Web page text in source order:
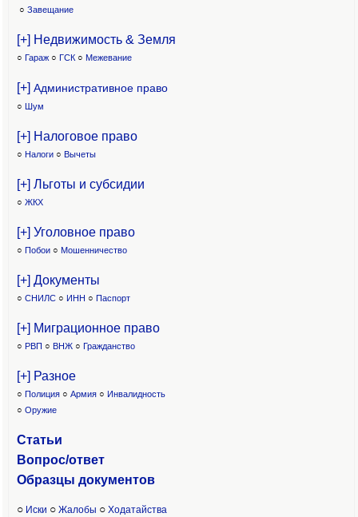
○ Завещание
[+] Недвижимость & Земля
○ Гараж ○ ГСК ○ Межевание
[+] Административное право
○ Шум
[+] Налоговое право
○ Налоги ○ Вычеты
[+] Льготы и субсидии
○ ЖКХ
[+] Уголовное право
○ Побои ○ Мошенничество
[+] Документы
○ СНИЛС ○ ИНН ○ Паспорт
[+] Миграционное право
○ РВП ○ ВНЖ ○ Гражданство
[+] Разное
○ Полиция ○ Армия ○ Инвалидность
○ Оружие
Статьи
Вопрос/ответ
Образцы документов
○ Иски ○ Жалобы ○ Ходатайства